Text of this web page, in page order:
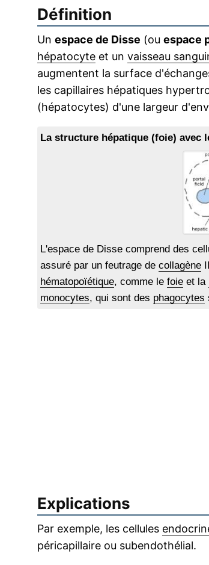
Définition
Un espace de Disse (ou espace
hépatocyte et un vaisseau
augmentent la surface
les capillaires hépatiques
(hépatocytes) d'une largeur
La structure hépatique (foie) avec
L'espace de Disse comprend des
assuré par un feutrage de collagène
hématopoïétique, comme le foie et la
monocytes, qui sont des phagocytes
Explications
Par exemple, les cellules
péricapillaire ou subendothélial.